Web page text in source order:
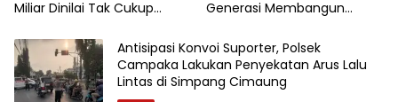
Miliar Dinilai Tak Cukup
Pengembalian Uang
Generasi Membangun
Antisipasi Konvoi Suporter, Polsek
Campaka Lakukan Penyekatan Arus Lalu
Lintas di Simpang Cimaung